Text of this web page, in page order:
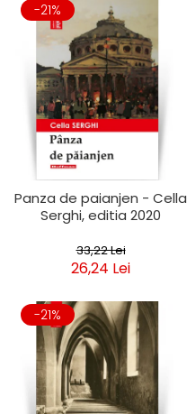
-21%
Panza de paianjen - Cella
Serghi, editia 2020
33,22 Lei
26,24 Lei
-21%